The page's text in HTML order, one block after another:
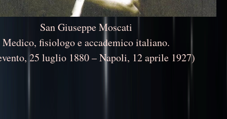
San Giuseppe Moscati
Medico, fisiologo e accademico italiano.
25 luglio 1880 – Napoli, 12 aprile 1927)